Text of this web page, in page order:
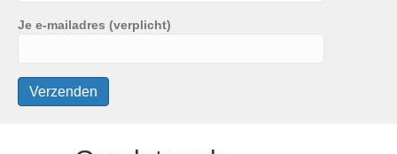
Je e-mailadres (verplicht)